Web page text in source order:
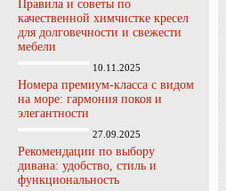
Правила и советы по
качественной химчистке кресел
для долговечности и свежести
мебели
10.11.2025
Номера премиум-класса с видом
на море: гармония покоя и
элегантности
27.09.2025
Рекомендации по выбору
дивана: удобство, стиль и
функциональность